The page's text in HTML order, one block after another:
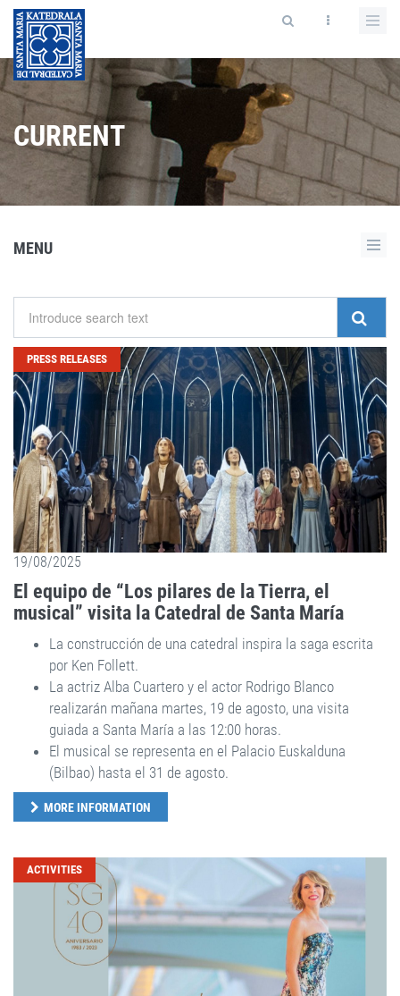
CURRENT
MENU
PRESS RELEASES
19/08/2025
El equipo de “Los pilares de la Tierra, el
musical” visita la Catedral de Santa María
La construcción de una catedral inspira la saga escrita
por Ken Follett.
La actriz Alba Cuartero y el actor Rodrigo Blanco
realizarán mañana martes, 19 de agosto, una visita
guiada a Santa María a las 12:00 horas.
El musical se representa en el Palacio Euskalduna
(Bilbao) hasta el 31 de agosto.
MORE INFORMATION
ACTIVITIES